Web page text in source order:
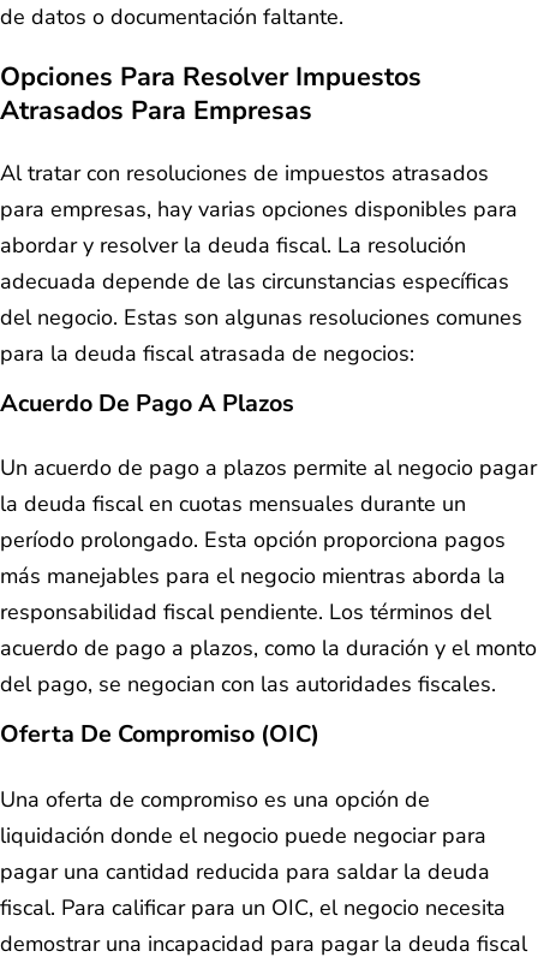
de datos o documentación faltante.
Opciones Para Resolver Impuestos
Atrasados Para Empresas
Al tratar con resoluciones de impuestos atrasados
para empresas, hay varias opciones disponibles para
abordar y resolver la deuda fiscal. La resolución
adecuada depende de las circunstancias específicas
del negocio. Estas son algunas resoluciones comunes
para la deuda fiscal atrasada de negocios:
Acuerdo De Pago A Plazos
Un acuerdo de pago a plazos permite al negocio pagar
la deuda fiscal en cuotas mensuales durante un
período prolongado. Esta opción proporciona pagos
más manejables para el negocio mientras aborda la
responsabilidad fiscal pendiente. Los términos del
acuerdo de pago a plazos, como la duración y el monto
del pago, se negocian con las autoridades fiscales.
Oferta De Compromiso (OIC)
Una oferta de compromiso es una opción de
liquidación donde el negocio puede negociar para
pagar una cantidad reducida para saldar la deuda
fiscal. Para calificar para un OIC, el negocio necesita
demostrar una incapacidad para pagar la deuda fiscal